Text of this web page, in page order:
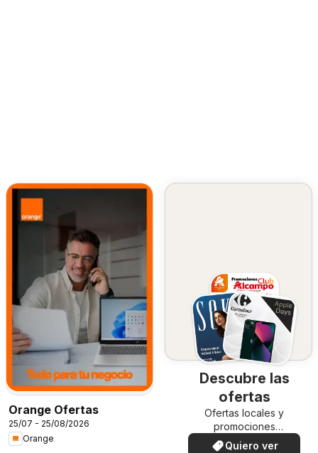
Orange Ofertas
25/07 - 25/08/2026
Orange
Descubre las
ofertas
Ofertas locales y
promociones
especiales.
Quiero ver